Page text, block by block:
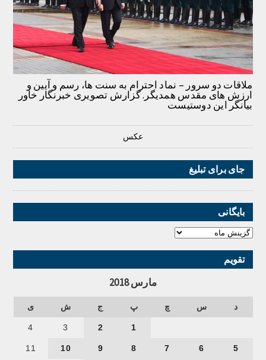
ملاقات دو سرور – نماد احترام به سنت ها، رسم و آیین و
ارزش های مقدس همدیگر. گزارش تصویری خبرنگار خاور
بیانگر این دوستیست
عکس
جای برای تبلیغ
بایگانی
تقویم
مارس 2018
د س چ پ ج ش ی
1
2
3
4
5
6
7
8
9
10
11